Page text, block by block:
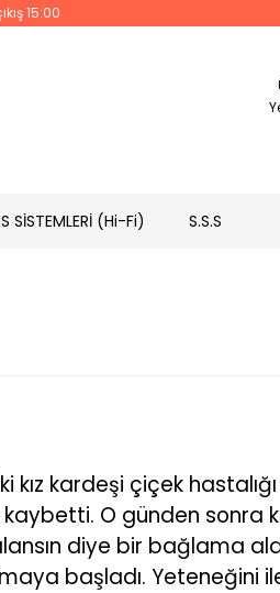
15:00
SİSTEMLERİ (Hi-Fi) S.S.S
kız kardeşi çiçek
O günden sonra
diye bir bağlama
başladı. Yeteneğini